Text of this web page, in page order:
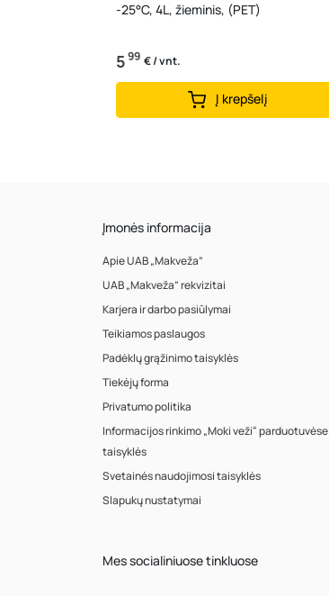
-25°C, 4L, žieminis, (PET)
599 € / vnt.
Į krepšelį
Įmonės informacija
Apie UAB „Makveža”
UAB „Makveža” rekvizitai
Karjera ir darbo pasiūlymai
Teikiamos paslaugos
Padėklų grąžinimo taisyklės
Tiekėjų forma
Privatumo politika
Informacijos rinkimo „Moki veži“ parduotuvėse
taisyklės
Svetainės naudojimosi taisyklės
Slapukų nustatymai
Mes socialiniuose tinkluose